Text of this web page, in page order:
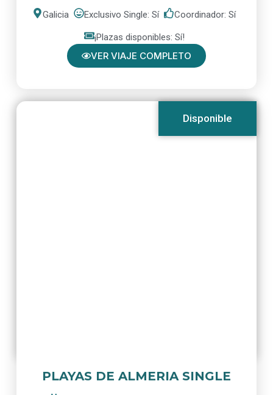
Galicia Exclusivo Single: Sí Coordinador: Sí
¡Plazas disponibles: Sí!
VER VIAJE COMPLETO
Disponible
PLAYAS DE ALMERIA SINGLE